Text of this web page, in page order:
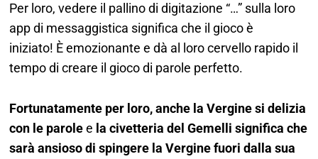
Per loro, vedere il pallino di digitazione “…” sulla loro
app di messaggistica significa che il gioco è
iniziato! È emozionante e dà al loro cervello rapido il
tempo di creare il gioco di parole perfetto.
Fortunatamente per loro, anche la Vergine si delizia
con le parolee la civetteria del Gemelli significa che
sarà ansioso di spingere la Vergine fuori dalla sua